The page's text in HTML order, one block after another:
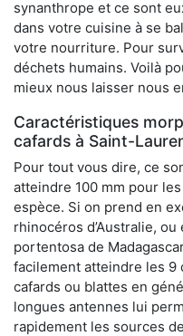
synanthrope et ce sont
dans votre cuisine à se
votre nourriture. Pour
déchets humains. Voilà
mieux nous laisser nous
Caractéristiques
cafards à Saint-
Pour tout vous dire, ce
atteindre 100 mm pour
espèce. Si on prend en
rhinocéros d’Australie,
portentosa de
facilement atteindre les 9
cafards ou blattes en
longues antennes lui
rapidement les sources